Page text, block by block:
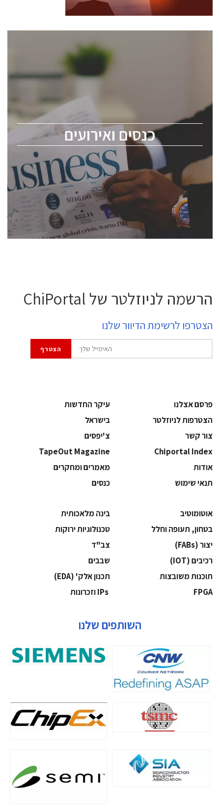
כנסים ואירועים
כנסים ואירועים
לכל העוסקים בתעשיית הסמיקונדקטור כולל מהנדסים,
ChipEx2026 will be held on May 12-13, 2026. The
conference is intended for everyone involved in the
semiconductor industry, including engineers,
professional experts, and senior executives.
לחץ לפרטים
הרשמה לניוזלטר של ChiPortal
הצטרפו לרשימת הדיוור שלנו
פרסם אצלנו
עיקר החדשות
הצטרפות לניוזלטר
בישראל
צור קשר
צ'יפסים
Chiportal Index
TapeOut Magazine
אודות
מאמרים ומחקרים
תנאי שימוש
כנסים
אוטומוטיב
בינה מלאכותית
בטחון, תעופה וחלל
‫טכנולוגיות ירוקות‬
‫יצור (‪(FABs‬‬
‫צב"ד‬
‫רכיבים‬ (IOT)
‫שבבים‬
‫תוכנות משובצות‬
‫תכנון אלק' (‪(EDA‬‬
‫‪FPGA‬‬
השותפים שלנו